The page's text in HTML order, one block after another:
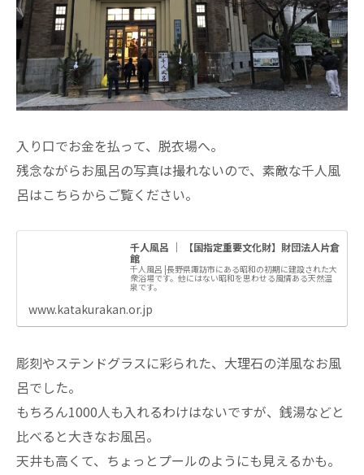
入り口でお金を払って、脱衣場へ。
残念ながらお風呂の写真は撮れないので、素敵な千人風
呂はこちらからご覧ください。
千人風呂 ｜ 【国指定重要文化財】財団法人片倉
館
千人風呂 |長野県諏訪市にある昭和の初期に建設された大
衆浴場です。他にはない昭和を思わせる風情ある天然温
泉です。
www.katakurakan.or.jp
彫刻やステンドグラスに彩られた、大理石の洋風なお風
呂でした。
もちろん1000人も入れるわけはないですが、銭湯などと
比べると大きなお風呂。
天井も高くて、ちょっとプールのようにも見えるかも。